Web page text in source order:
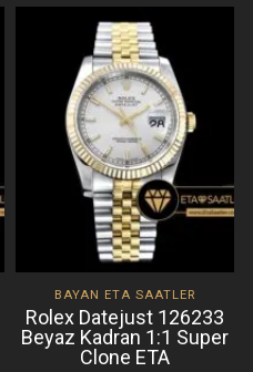
BAYAN ETA SAATLER
Rolex Datejust 126233
Beyaz Kadran 1:1 Super
Clone ETA